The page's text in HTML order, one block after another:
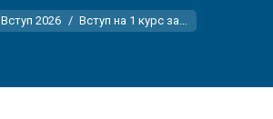
You are here:
Вступ 2026 Вступ на 1 курс за…